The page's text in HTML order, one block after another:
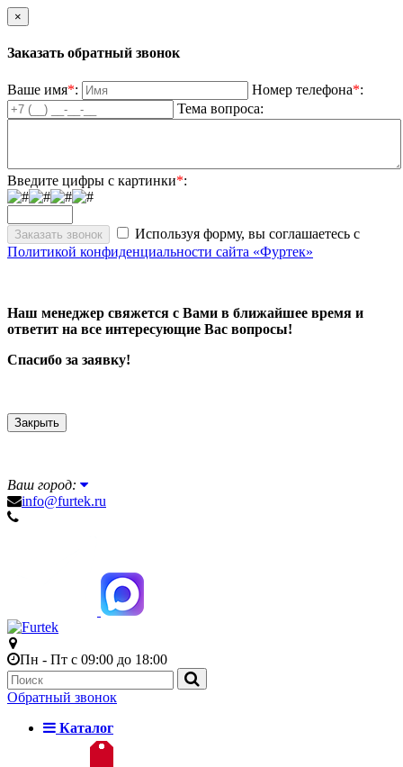
×
Заказать обратный звонок
Ваше имя*: Номер телефона*:
Тема вопроса:
Введите цифры с картинки*:
Используя форму, вы соглашаетесь с
Политикой конфиденциальности сайта «Фуртек»
Наш менеджер свяжется с Вами в ближайшее время и
ответит на все интересующие Вас вопросы!
Спасибо за заявку!
Закрыть
Ваш город:
info@furtek.ru
Пн - Пт с 09:00 до 18:00
Обратный звонок
Каталог